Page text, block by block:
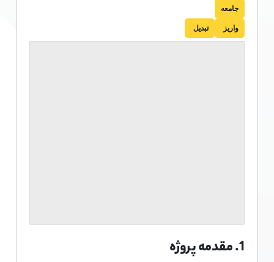
جامعه
واریز تبدیل
1. مقدمه پروژه